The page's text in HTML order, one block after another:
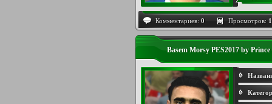
Комментариев: 0 Просмотров:
Basem Morsy PES2017 by